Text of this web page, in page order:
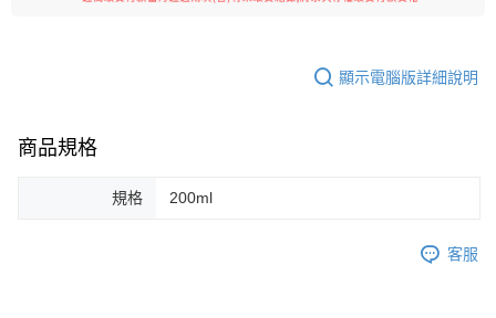
顯示電腦版詳細說明
商品規格
規格 200ml
客服